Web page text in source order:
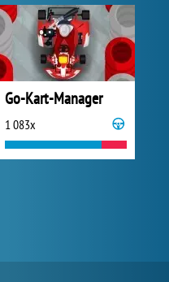
Go-Kart-Manager
1 083x